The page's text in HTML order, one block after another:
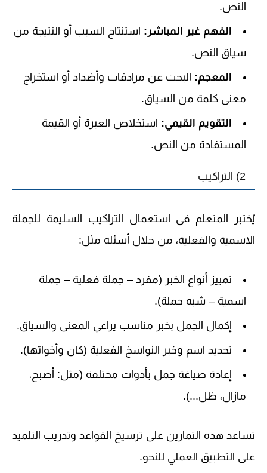
النص.
الفهم غير المباشر: استنتاج السبب أو النتيجة من
سياق النص.
المعجم: البحث عن مرادفات وأضداد أو استخراج
معنى كلمة من السياق.
التقويم القيمي: استخلاص العبرة أو القيمة
المستفادة من النص.
2) التراكيب
يُختبر المتعلم في استعمال التراكيب السليمة للجملة
الاسمية والفعلية، من خلال أسئلة مثل:
تمييز أنواع الخبر (مفرد – جملة فعلية – جملة
اسمية – شبه جملة).
إكمال الجمل بخبر مناسب يراعي المعنى والسياق.
تحديد اسم وخبر النواسخ الفعلية (كان وأخواتها).
إعادة صياغة جمل بأدوات مختلفة (مثل: أصبح،
مازال، ظل...).
تساعد هذه التمارين على ترسيخ القواعد وتدريب التلميذ
على التطبيق العملي للنحو.